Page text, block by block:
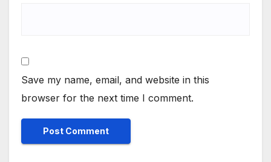
Save my name, email, and website in this
browser for the next time I comment.